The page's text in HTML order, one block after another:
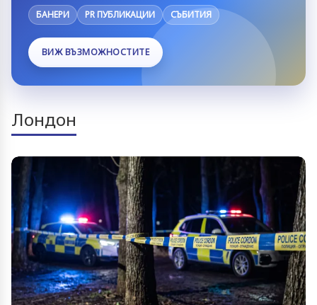
БАНЕРИ PR ПУБЛИКАЦИИ СЪБИТИЯ
ВИЖ ВЪЗМОЖНОСТИТЕ
Лондон